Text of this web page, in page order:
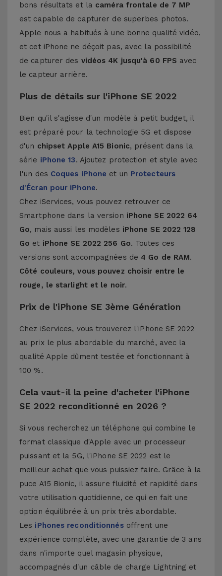
bons résultats et la caméra frontale de 7 MP
est capable de capturer de superbes photos.
Apple nous a habitués à une bonne qualité vidéo,
et cet iPhone ne déçoit pas, avec la possibilité
de capturer des vidéos 4K jusqu'à 60 FPS avec
le capteur arrière.
Plus de détails sur l'iPhone SE 2022
Bien qu'il s'agisse d'un modèle à petit budget, il
est préparé pour la technologie 5G et dispose
d'un chipset Apple A15 Bionic, présent dans la
série iPhone 13. Ajoutez protection et style avec
l'un des Coques iPhone et un Protecteurs
d'Écran pour iPhone.
Chez iServices, vous pouvez retrouver ce
Smartphone dans la version iPhone SE 2022 64
Go, mais aussi les modèles iPhone SE 2022 128
Go et iPhone SE 2022 256 Go. Toutes ces
versions sont accompagnées de 4 Go de RAM.
Côté couleurs, vous pouvez choisir entre le
rouge, le starlight et le noir.
Prix de l'iPhone SE 3ème Génération
Chez iServices, vous trouverez l'iPhone SE 2022
au prix le plus abordable du marché, avec la
qualité Apple dûment testée et fonctionnant à
100 %.
Cela vaut-il la peine d'acheter l'iPhone
SE 2022 reconditionné en 2026 ?
Si vous recherchez un téléphone qui combine le
format classique d'Apple avec un processeur
puissant et la 5G, l'iPhone SE 2022 est le
meilleur achat que vous puissiez faire. Grâce à la
puce A15 Bionic, il assure fluidité et rapidité dans
votre utilisation quotidienne, ce qui en fait une
option équilibrée à un prix très abordable.
Les iPhones reconditionnésoffrent une
expérience complète, avec une garantie de 3 ans
dans n'importe quel magasin physique,
accompagnés d'un câble de charge Lightning et